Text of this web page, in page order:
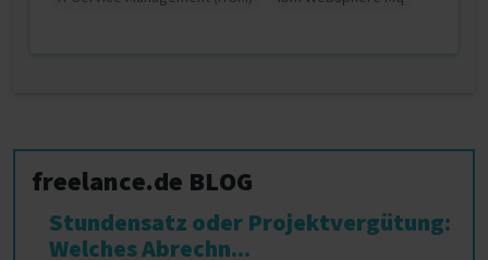
freelance.de BLOG
Stundensatz oder Projektvergütung:
Welches Abrechn...